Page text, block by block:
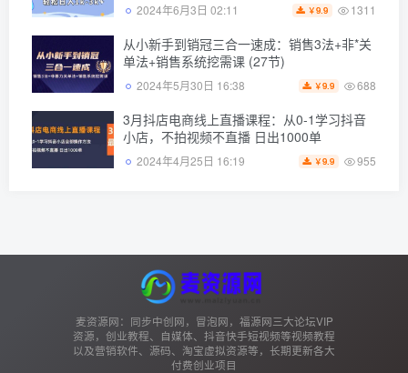
2024年6月3日 02:11 ￥9.9 1311
从小新手到销冠三合一速成：销售3法+非*关
单法+销售系统挖需课 (27节)
2024年5月30日 16:38 ￥9.9 688
3月抖店电商线上直播课程：从0-1学习抖音
小店，不拍视频不直播 日出1000单
2024年4月25日 16:19 ￥9.9 955
麦资源网：同步中创网，冒泡网，福源网三大论坛VIP
资源，创业教程、自媒体、抖音快手短视频等视频教程
以及营销软件、源码、淘宝虚拟资源等，长期更新各大
付费创业项目